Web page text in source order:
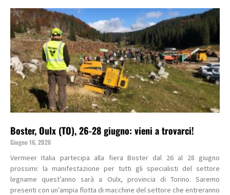
Boster, Oulx (TO), 26-28 giugno: vieni a trovarci!
Giugno 16, 2026
Vermeer Italia partecipa alla fiera Boster dal 26 al 28 giugno
prossimi: la manifestazione per tutti gli specialisti del settore
legname quest’anno sarà a Oulx, provincia di Torino. Saremo
presenti con un’ampia flotta di macchine del settore che entreranno